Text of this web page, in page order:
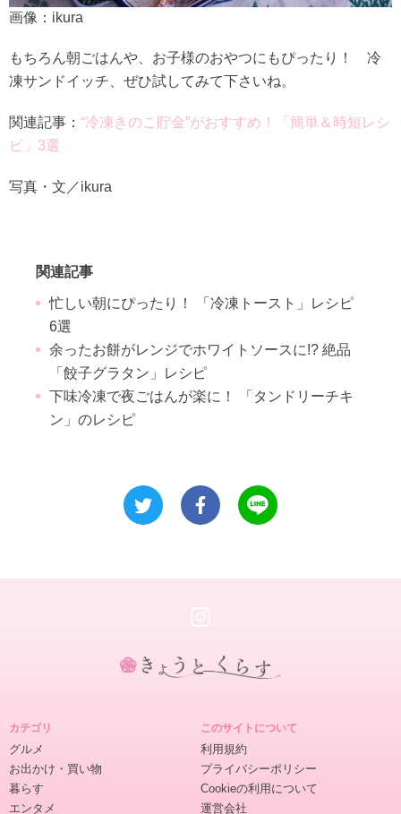
画像：ikura
もちろん朝ごはんや、お子様のおやつにもぴったり！ 冷
凍サンドイッチ、ぜひ試してみて下さいね。
関連記事： “冷凍きのこ貯金”がおすすめ！「簡単＆時短レシ
ピ」3選
写真・文／ikura
関連記事
忙しい朝にぴったり！ 「冷凍トースト」レシピ
6選
余ったお餅がレンジでホワイトソースに!? 絶品
「餃子グラタン」レシピ
下味冷凍で夜ごはんが楽に！ 「タンドリーチキ
ン」のレシピ
カテゴリ
グルメ
お出かけ・買い物
暮らす
エンタメ
このサイトについて
利用規約
プライバシーポリシー
Cookieの利用について
運営会社